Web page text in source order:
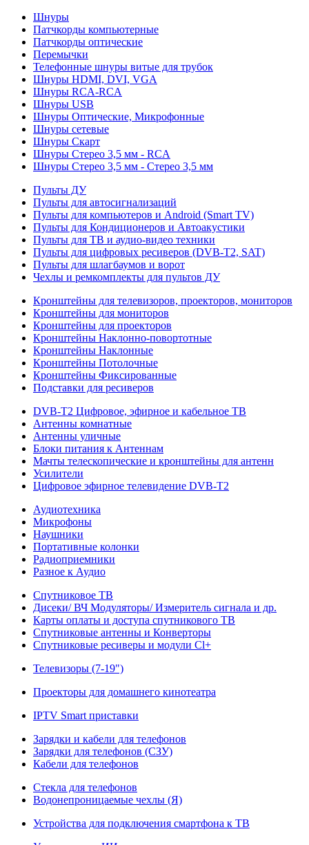
Шнуры
Патчкорды компьютерные
Патчкорды оптические
Перемычки
Телефонные шнуры витые для трубок
Шнуры HDMI, DVI, VGA
Шнуры RCA-RCA
Шнуры USB
Шнуры Оптические, Микрофонные
Шнуры сетевые
Шнуры Скарт
Шнуры Стерео 3,5 мм - RCA
Шнуры Стерео 3,5 мм - Стерео 3,5 мм
Пульты ДУ
Пульты для автосигнализаций
Пульты для компьютеров и Android (Smart TV)
Пульты для Кондиционеров и Автоакустики
Пульты для ТВ и аудио-видео техники
Пульты для цифровых ресиверов (DVB-T2, SAT)
Пульты для шлагбаумов и ворот
Чехлы и ремкомплекты для пультов ДУ
Кронштейны для телевизоров, проекторов, мониторов
Кронштейны для мониторов
Кронштейны для проекторов
Кронштейны Наклонно-повортотные
Кронштейны Наклонные
Кронштейны Потолочные
Кронштейны Фиксированные
Подставки для ресиверов
DVB-T2 Цифровое, эфирное и кабельное ТВ
Антенны комнатные
Антенны уличные
Блоки питания к Антеннам
Мачты телескопические и кронштейны для антенн
Усилители
Цифровое эфирное телевидение DVB-Т2
Аудиотехника
Микрофоны
Наушники
Портативные колонки
Радиоприемники
Разное к Аудио
Спутниковое ТВ
Дисеки/ ВЧ Модуляторы/ Измеритель сигнала и др.
Карты оплаты и доступа спутникового ТВ
Спутниковые антенны и Конверторы
Спутниковые ресиверы и модули Cl+
Телевизоры (7-19")
Проекторы для домашнего кинотеатра
IPTV Smart приставки
Зарядки и кабели для телефонов
Зарядки для телефонов (СЗУ)
Кабели для телефонов
Стекла для телефонов
Водонепроницаемые чехлы (Я)
Устройства для подключения смартфона к ТВ